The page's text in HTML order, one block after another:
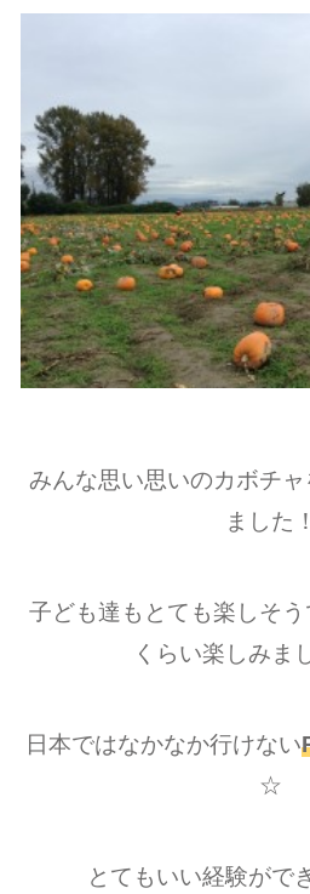
みんな思い思いのカボチ
ました！
子ども達もとても楽しそ
くらい楽しみま
日本ではなかなか行けない
☆
とてもいい経験がで